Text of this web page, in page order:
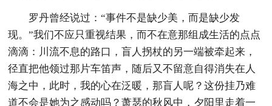
罗丹曾经说过：“事件不是缺少美，而是缺少发
现。”我们不应只重视结果，而不在意那组成生活的点点
滴滴：川流不息的路口，盲人拐杖的另一端被牵起来，
径直把他领过那片车笛声，随后又不留意自得消失在人
海之中，此时，我的心在泛暖，那盲人呢？这份挂乃难
道不会是她为之感动吗？萧瑟的秋风中，夕阳里走着一